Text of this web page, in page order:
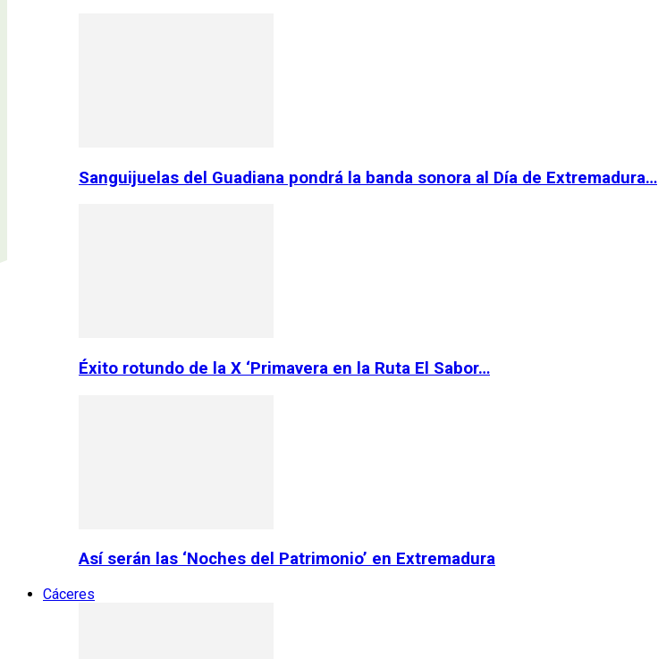
Sanguijuelas del Guadiana pondrá la banda sonora al Día de Extremadura…
Éxito rotundo de la X ‘Primavera en la Ruta El Sabor…
Así serán las ‘Noches del Patrimonio’ en Extremadura
Cáceres